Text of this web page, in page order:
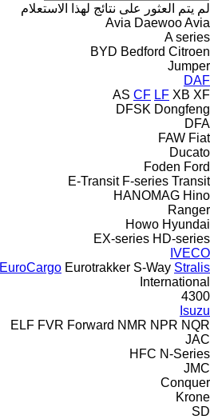
لم يتم العثور على نتائج لهذا الاستعلام
Avia DaewooAvia
A series
BYD Bedford Citroen
Jumper
DAF
AS CF LF XB XF
DFSK Dongfeng
DFA
FAW Fiat
Ducato
Foden Ford
E-Transit F-series Transit
HANOMAG Hino
Ranger
Howo Hyundai
EX-series HD-series
IVECO
EuroCargo Eurotrakker S-Way Stralis
International
4300
Isuzu
ELF FVR Forward NMR NPR NQR
JAC
HFC N-Series
JMC
Conquer
Krone
SD